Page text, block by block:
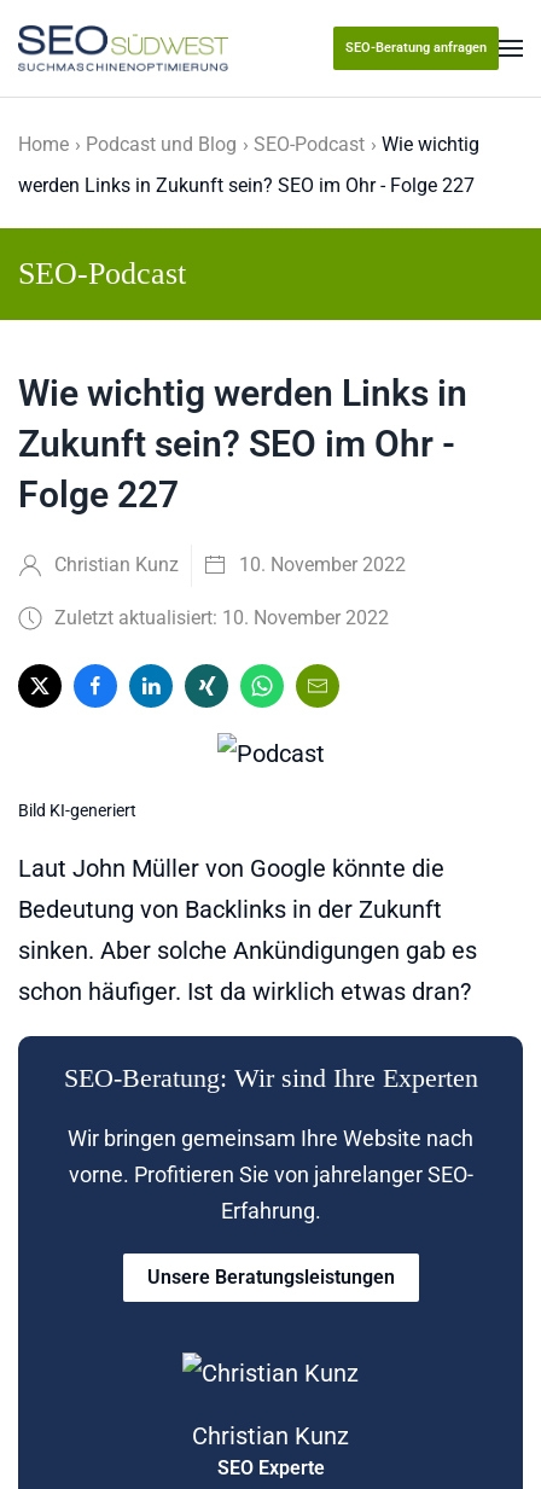
Skip to main content
SEO-Beratung anfragen
Home Podcast und Blog SEO-Podcast
Wie wichtig
werden Links in Zukunft sein? SEO im Ohr - Folge 227
SEO-Podcast
Wie wichtig werden Links in
Zukunft sein? SEO im Ohr -
Folge 227
Christian Kunz 10. November 2022
Zuletzt aktualisiert: 10. November 2022
Bild KI-generiert
Laut John Müller von Google könnte die
Bedeutung von Backlinks in der Zukunft
sinken. Aber solche Ankündigungen gab es
schon häufiger. Ist da wirklich etwas dran?
SEO-Beratung: Wir sind Ihre Experten
Wir bringen gemeinsam Ihre Website nach
vorne. Profitieren Sie von jahrelanger SEO-
Erfahrung.
Unsere Beratungsleistungen
Christian Kunz
SEO Experte